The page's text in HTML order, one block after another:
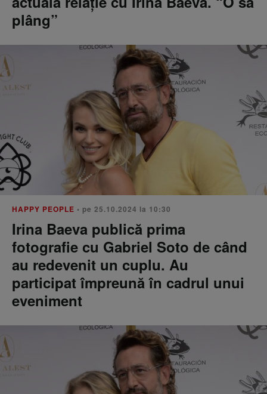
plâng”
HAPPY PEOPLE • pe 25.10.2024 la 10:30
Irina Baeva publică prima
fotografie cu Gabriel Soto de când
au redevenit un cuplu. Au
participat împreună în cadrul unui
eveniment